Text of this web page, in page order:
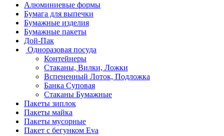
Алюминиевые формы
Бумага для выпечки
Бумажные изделия
Бумажные пакеты
Дой-Пак
Одноразовая посуда
Контейнеры
Стаканы, Вилки, Ложки
Вспененный Лоток, Подложка
Банка Суповая
Стаканы Бумажные
Пакеты зиплок
Пакеты майка
Пакеты мусорные
Пакет с бегунком Eva